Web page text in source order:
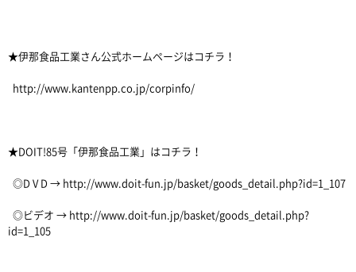
★伊那食品工業さん公式ホームページはコチラ！
http://www.kantenpp.co.jp/corpinfo/
★DOIT!85号「伊那食品工業」はコチラ！
◎D V D → http://www.doit-fun.jp/basket/goods_detail.php?id=1_107
◎ビデオ → http://www.doit-fun.jp/basket/goods_detail.php?
id=1_105